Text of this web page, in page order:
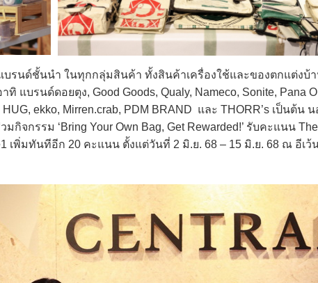
ด์ชั้นนำ ในทุกกลุ่มสินค้า ทั้งสินค้าเครื่องใช้และของตกแต่งบ้
แบรนด์ดอยตุง, Good Goods, Qualy, Nameco, Sonite, Pana
ekko, Mirren.crab, PDM BRAND และ THORR’s เป็นต้น
จกรรม ‘Bring Your Own Bag, Get Rewarded!’ รับคะแนน
พิ่มทันทีอีก 20 คะแนน ตั้งแต่วันที่ 2 มิ.ย. 68 – 15 มิ.ย. 68 ณ อีเว้